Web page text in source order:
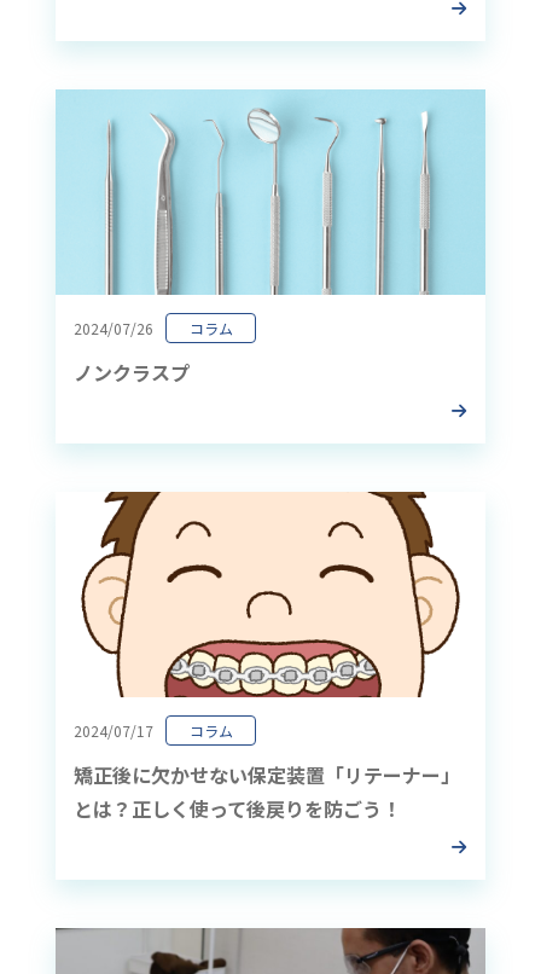
2024/07/26 コラム
ノンクラスプ
2024/07/17 コラム
矯正後に欠かせない保定装置「リテーナー」
とは？正しく使って後戻りを防ごう！